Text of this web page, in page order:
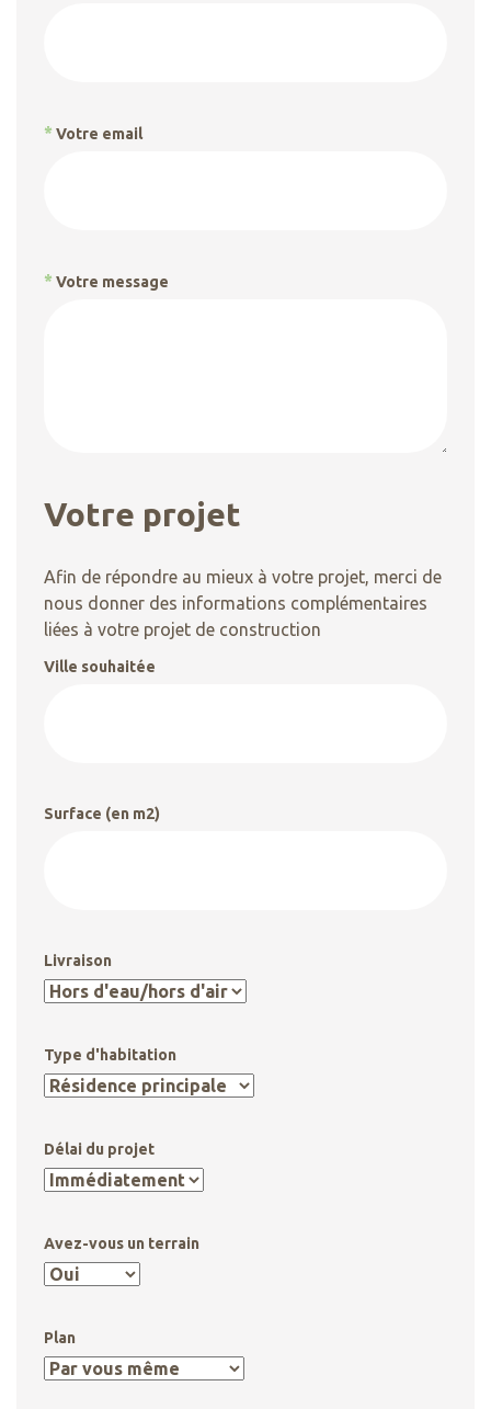
*Votre email
*Votre message
Votre projet
Afin de répondre au mieux à votre projet, merci de
nous donner des informations complémentaires
liées à votre projet de construction
Ville souhaitée
Surface (en m2)
Livraison
Type d'habitation
Délai du projet
Avez-vous un terrain
Plan